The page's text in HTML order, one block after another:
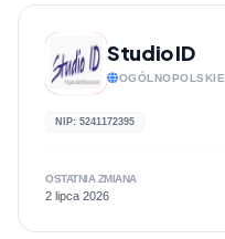
Studio ID
OGÓLNOPOLSKIE
NIP: 5241172395
OSTATNIA ZMIANA
2 lipca 2026